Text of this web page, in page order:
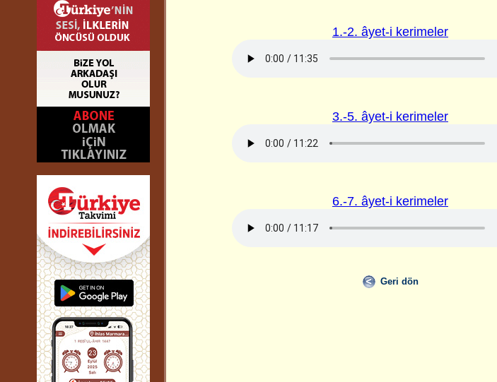
1.-2. âyet-i kerimeler
3.-5. âyet-i kerimeler
6.-7. âyet-i kerimeler
Geri dön